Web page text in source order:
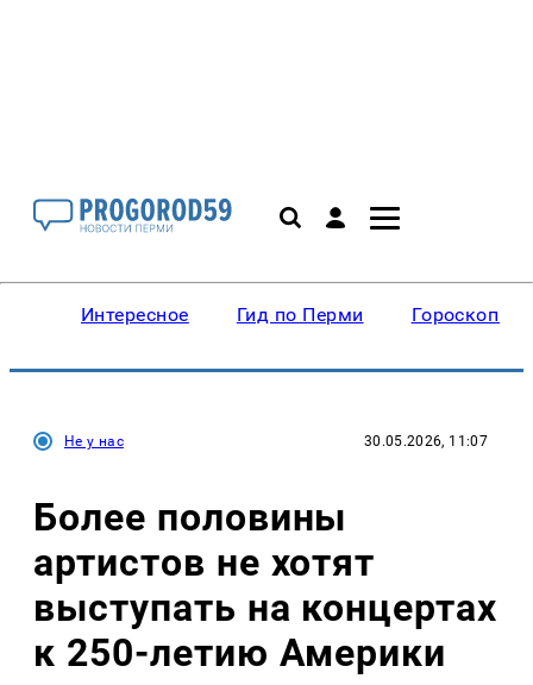
Интересное Гид по Перми Гороскопы
Не у нас 30.05.2026, 11:07
Более половины
артистов не хотят
выступать на концертах
к 250-летию Америки